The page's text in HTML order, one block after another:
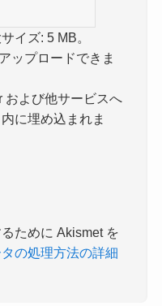
イズ: 5 MB。
ップロードできま
および他サービスへ
に埋め込まれま
ために Akismet を
の処理方法の詳細